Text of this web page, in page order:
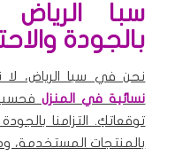
سبا الرياض
بالجودة
نحن في سبا الرياض،
نسائية في المنزل
توقعاتكِ. التزامنا
بالمنتجات المستخدمة،